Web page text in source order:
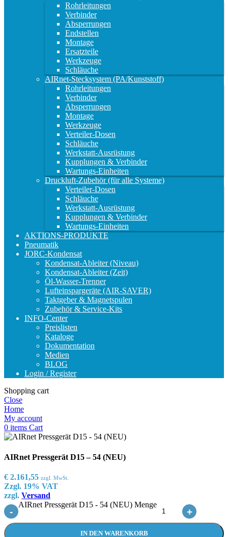
Rohrleitungen
Verbinder
Absperrungen
Endstellen
Montage
Ersatzteile
Werkzeuge
Schläuche
AIRnet-Stecksystem (PA/Kunststoff)
Rohrleitungen
Verbinder
Absperrungen
Montage
Werkzeuge
Verteiler-Dosen
Schläuche
Werkstatt-Ausrüstung
Kupplungen & Verbinder
Wartungs-Einheiten
Druckluft-Zubehör (für alle Systeme)
Verteiler-Dosen
Schläuche
Werkstatt-Ausrüstung
Kupplungen & Verbinder
Wartungs-Einheiten
AKTIONS-PRODUKTE
Pneumatik
JORC-Kondensat
Kondensat-Ableiter (Niveau)
Kondensat-Ableiter (Zeit)
Öl-Wasser-Trenner
Lufteinspargeräte (AIR-SAVER)
Taktgeber & Magnetspulen
Zubehör & Service-Kits
INFO-Center
Preislisten
Kataloge
Dokumentation
Medien
BLOG
Login / Register
Shopping cart
Close
Home
My account
0 items Cart
AIRnet Pressgerät D15 – 54 (NEU)
€ 2.161,55 zzgl. MwSt.
Zzgl. 19% VAT
zzgl. Versand
-
AIRnet Pressgerät D15 - 54 (NEU) Menge
+
IN DEN WARENKORB